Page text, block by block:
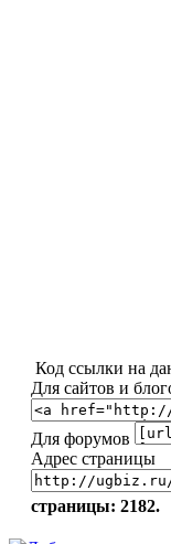
Код ссылки на
Для сайтов и
Для форумов
Адрес страницы
страницы: 2182.